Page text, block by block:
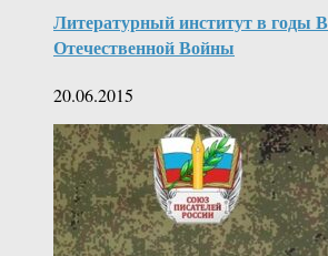
Литературный институт в годы
Отечественной Войны
20.06.2015